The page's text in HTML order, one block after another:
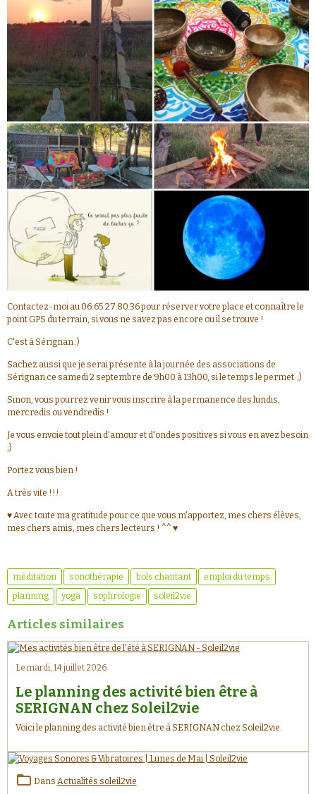
Contactez-moi au 06.65.27.80.36 pour réserver votre place et connaître le
point GPS du terrain, si vous ne savez pas encore ou il se trouve !
C'est à Sérignan :)
Sachez aussi que je serai présente à la journée des associations de
Sérignan ce samedi 2 septembre de 9h00 à 13h00, si le temps le permet ;)
Sinon, vous pourrez venir vous inscrire à la permanence des lundis,
mercredis ou vendredis !
Je vous envoie tout plein d'amour et d'ondes positives si vous en avez besoin
;)
Portez vous bien !
A très vite !!!
♥ Avec toute ma gratitude pour ce que vous m'apportez, mes chers élèves,
mes chers amis, mes chers lecteurs ! ^^ ♥
méditation sonothérapie bols chantant
emploi du temps
planning
yoga sophrologie soleil2vie
Articles similaires
Le mardi, 14 juillet 2026
Le planning des activité bien être à
SERIGNAN chez Soleil2vie
Voici le planning des activité bien être à SERIGNAN chez Soleil2vie.
Dans Actualités soleil2vie